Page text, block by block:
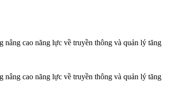
cao năng lực về truyền thông và quản lý tăng
cao năng lực về truyền thông và quản lý tăng